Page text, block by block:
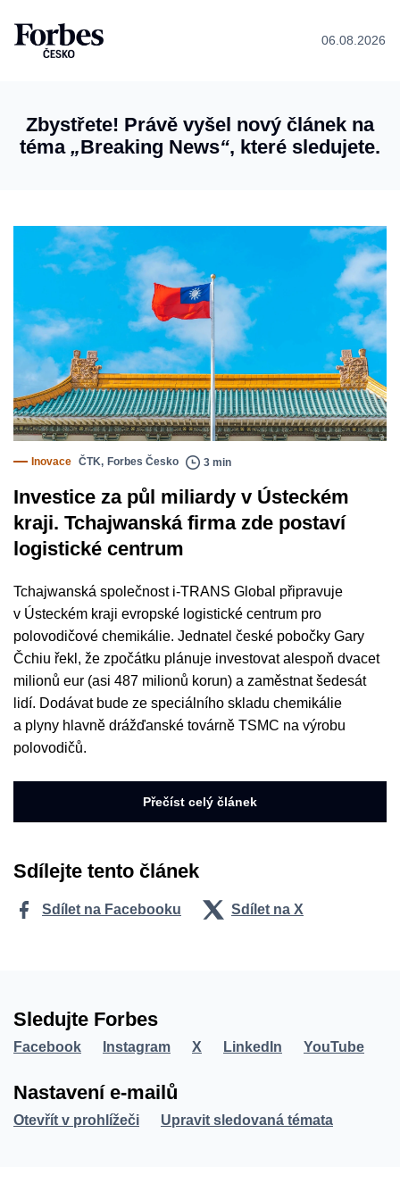
06.08.2026
Zbystřete! Právě vyšel nový článek na
téma „Breaking News“, které sledujete.
Inovace ČTK, Forbes Česko 3 min
Investice za půl miliardy v Ústeckém
kraji. Tchajwanská firma zde postaví
logistické centrum
Tchajwanská společnost i-TRANS Global připravuje
v Ústeckém kraji evropské logistické centrum pro
polovodičové chemikálie. Jednatel české pobočky Gary
Čchiu řekl, že zpočátku plánuje investovat alespoň dvacet
milionů eur (asi 487 milionů korun) a zaměstnat šedesát
lidí. Dodávat bude ze speciálního skladu chemikálie
a plyny hlavně drážďanské továrně TSMC na výrobu
polovodičů.
Přečíst celý článek
Sdílejte tento článek
Sdílet na Facebooku Sdílet na X
Sledujte Forbes
Facebook Instagram X LinkedIn YouTube
Nastavení e-mailů
Otevřít v prohlížeči Upravit sledovaná témata